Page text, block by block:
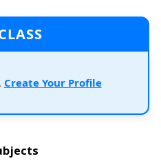
Create Your Profile